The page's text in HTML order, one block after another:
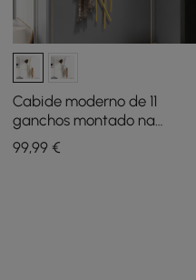
Cabide moderno de 11
ganchos montado na
parede em ouro com forma
de galho de árvore
99,99 €